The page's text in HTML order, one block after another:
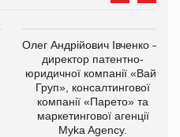
Олег Андрійович Івченко —
директор патентно-
юридичної компанії «Вайз
Груп», консалтингової
компанії «Парето» та
маркетингової агенції
Myka Agency.